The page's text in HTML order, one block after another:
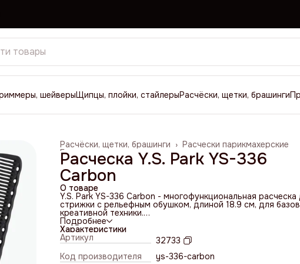
шейверыЩипцы, плойки, стайлерыРасчёски, щетки, брашинги
Расчески парикмахерские
Расчёски, щетки, брашинги ›
Главная
Расческа Y.S. Park YS-336
Carbon
О товаре
Y.S. Park YS-336 Carbon - многофункциональная расческа
стрижки с рельефным обушком, длиной 18.9 см, для
креативной техники.
Карбон, из которого изготовлена расческа, является
самых популярных современных материалов, применяемых
для производства профессиональных парикмахерских
расчёсок высшего качества. Благодаря особым
характеристикам карбона, эти расчёски отличаются
Подробнее
Характеристики
Артикул
32733
Код производителя
ys-336-carbon